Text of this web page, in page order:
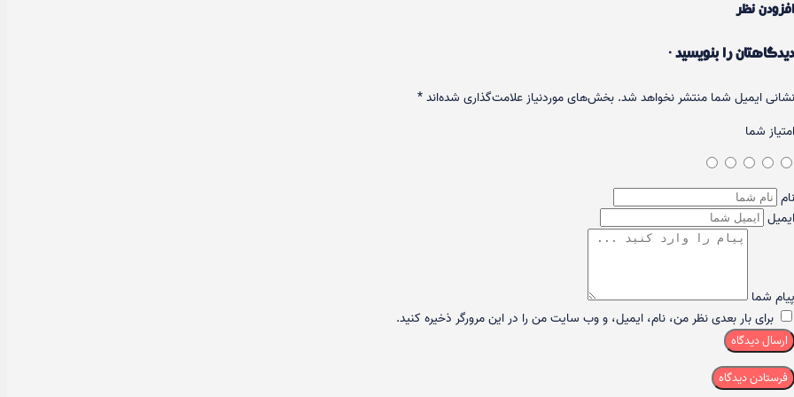
افزودن نظر
دیدگاهتان را بنویسید ·
نشانی ایمیل شما منتشر نخواهد شد. بخش‌های موردنیاز علامت‌گذاری شده‌اند*
امتیاز شما
نام
ایمیل
پیام شما
برای بار بعدی نظر من، نام، ایمیل، و وب سایت من را در این مرورگر ذخیره کنید.
ارسال دیدگاه